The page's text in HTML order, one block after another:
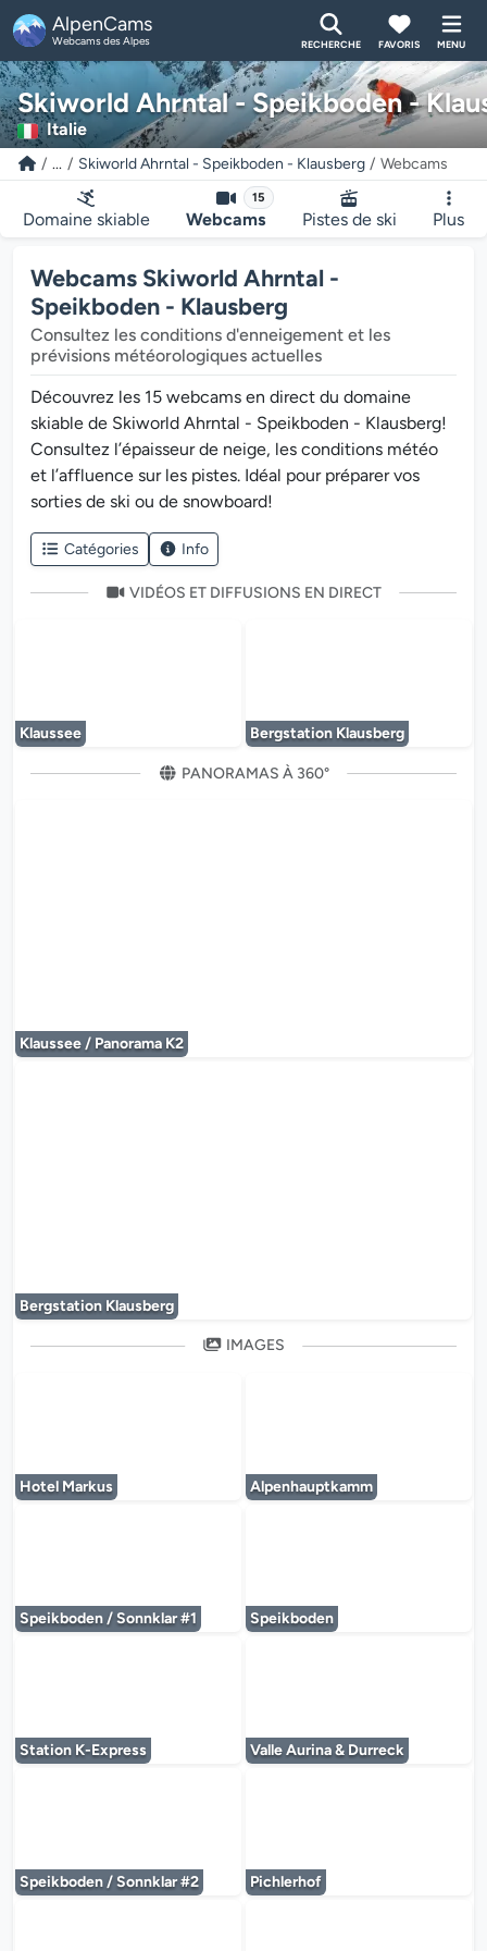
AlpenCams
Webcams des Alpes RECHERCHE FAVORIS MENU
Skiworld Ahrntal - Speikboden -
Italie
... Skiworld Ahrntal - Speikboden - Klausberg Webcams
Domaine skiable
15
Webcams Pistes de ski Plus
Webcams Skiworld Ahrntal -
Speikboden - Klausberg
Consultez les conditions d'enneigement et les
prévisions météorologiques actuelles
Découvrez les 15 webcams en direct du domaine
skiable de Skiworld Ahrntal - Speikboden - Klausberg!
Consultez l’épaisseur de neige, les conditions météo
et l’affluence sur les pistes. Idéal pour préparer vos
sorties de ski ou de snowboard!
Catégories Info
VIDÉOS ET DIFFUSIONS EN DIRECT
Klaussee Bergstation Klausberg
PANORAMAS À 360°
Klaussee / Panorama K2
Bergstation Klausberg
IMAGES
Hotel Markus Alpenhauptkamm
Speikboden / Sonnklar #1 Speikboden
Station K-Express Valle Aurina & Durreck
Speikboden / Sonnklar #2 Pichlerhof